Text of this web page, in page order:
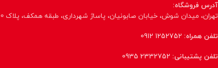
آدرس فروشگاه:
تهران، میدان شوش، خیابان صابونیان، پاساژ شهرداری، طبقه همکف، پلاک 70، فروشگاه پاپا
تلفن همراه: 1252752 0912
تلفن پشتیبانی: 2332752 0935